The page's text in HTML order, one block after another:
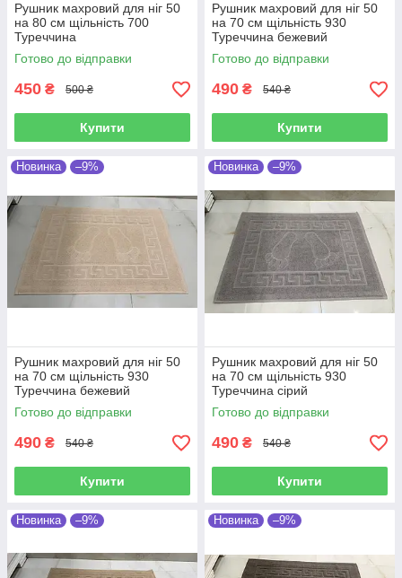
Рушник махровий для ніг 50
на 80 см щільність 700
Туреччина
Готово до відправки
450 ₴ 500 ₴
Купити
Рушник махровий для ніг 50
на 70 см щільність 930
Туреччина бежевий
Готово до відправки
490 ₴ 540 ₴
Купити
Новинка –9%
Рушник махровий для ніг 50
на 70 см щільність 930
Туреччина бежевий
Готово до відправки
490 ₴ 540 ₴
Купити
Новинка –9%
Рушник махровий для ніг 50
на 70 см щільність 930
Туреччина сірий
Готово до відправки
490 ₴ 540 ₴
Купити
Новинка –9% Новинка –9%